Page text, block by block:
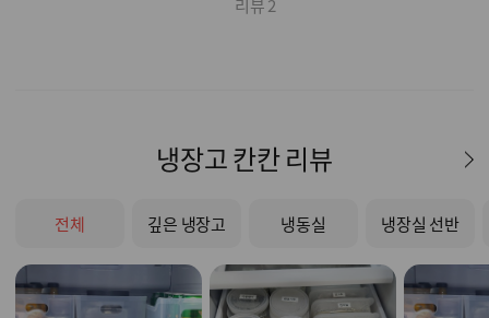
리뷰 2
냉장고 칸칸 리뷰
전체 깊은 냉장고 냉동실 냉장실 선반